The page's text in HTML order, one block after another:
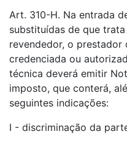
Art. 310-H. Na entrada
substituídas de que
revendedor, o prestador
credenciada ou
técnica deverá emitir
imposto, que conterá,
seguintes indicações:
I - discriminação da